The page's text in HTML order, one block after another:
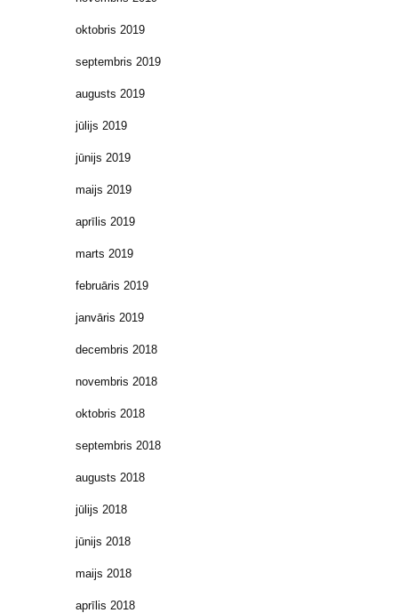
oktobris 2019
septembris 2019
augusts 2019
jūlijs 2019
jūnijs 2019
maijs 2019
aprīlis 2019
marts 2019
februāris 2019
janvāris 2019
decembris 2018
novembris 2018
oktobris 2018
septembris 2018
augusts 2018
jūlijs 2018
jūnijs 2018
maijs 2018
aprīlis 2018